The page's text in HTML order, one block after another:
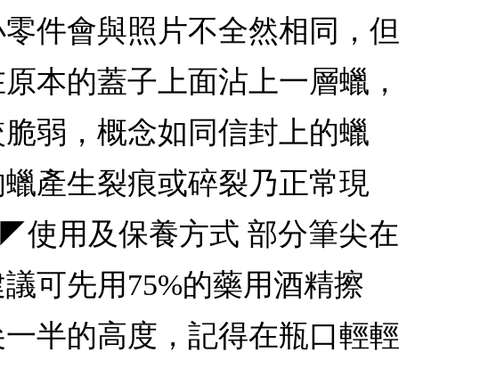
件會與照片不全然相同，但
本的蓋子上面沾上一層蠟，
弱，概念如同信封上的蠟
產生裂痕或碎裂乃正常現
使用及保養方式 部分筆尖在
可先用75%的藥用酒精擦
半的高度，記得在瓶口輕輕